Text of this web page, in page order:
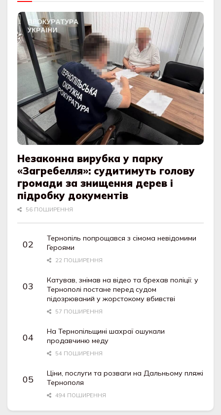
Незаконна вирубка у парку
«Загребелля»: судитимуть голову
громади за знищення дерев і
підробку документів
56 ПОШИРЕННЯ
Тернопіль попрощався з сімома невідомими
Героями
22 ПОШИРЕННЯ
Катував, знімав на відео та брехав поліції: у
Тернополі постане перед судом
підозрюваний у жорстокому вбивстві
57 ПОШИРЕННЯ
На Тернопільщині шахраї ошукали
продавчиню меду
54 ПОШИРЕННЯ
Ціни, послуги та розваги на Дальньому пляжі
Тернополя
494 ПОШИРЕННЯ